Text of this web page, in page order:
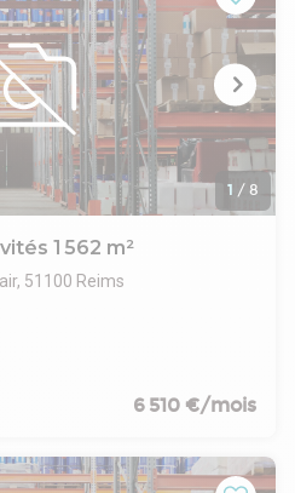
1 / 8
1 562 m²
51100 Reims
environ disponible au sein d'un
dynamique composée de
et entreprises.6 510 €/mois